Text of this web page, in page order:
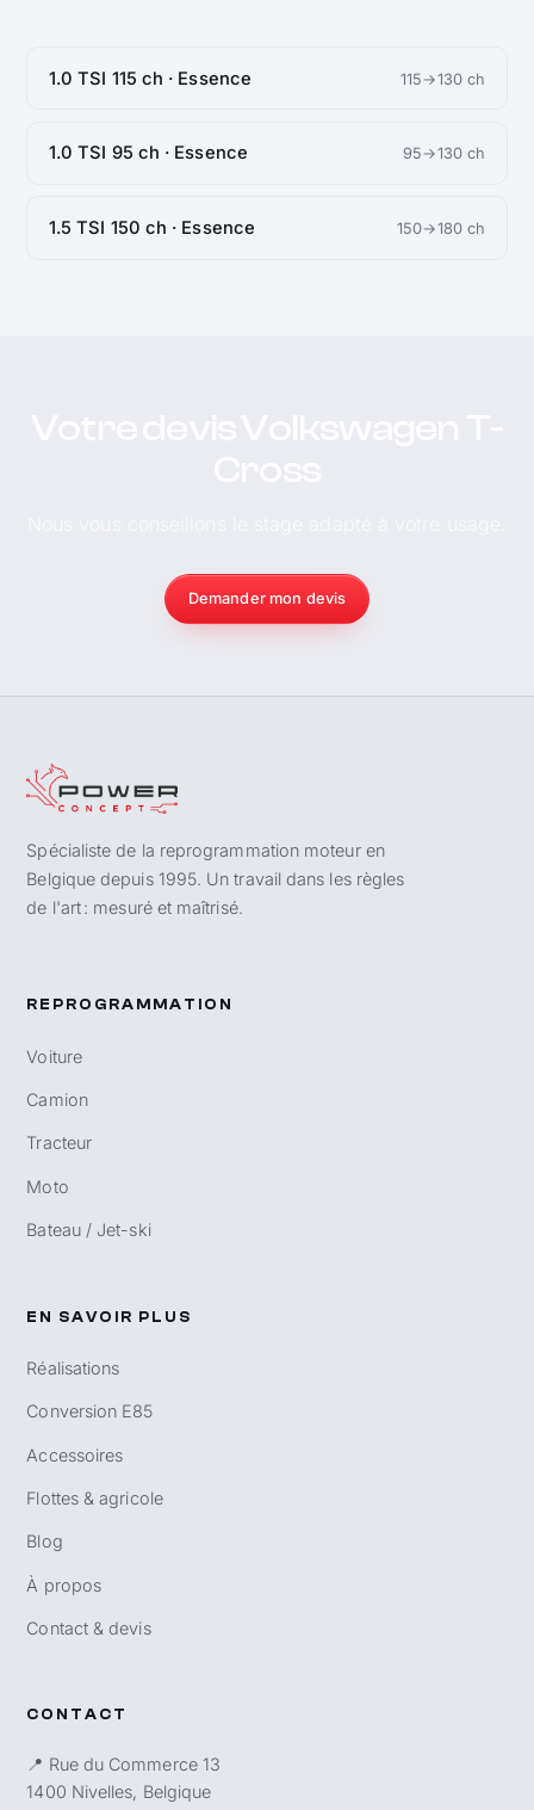
1.0 TSI 115 ch · Essence 115→130 ch
1.0 TSI 95 ch · Essence 95→130 ch
1.5 TSI 150 ch · Essence 150→180 ch
Demander mon devis
Spécialiste de la reprogrammation moteur en
Belgique depuis 1995. Un travail dans les règles
de l'art : mesuré et maîtrisé.
REPROGRAMMATION
Voiture
Camion
Tracteur
Moto
Bateau / Jet-ski
EN SAVOIR PLUS
Réalisations
Conversion E85
Accessoires
Flottes & agricole
Blog
À propos
Contact & devis
CONTACT
📍 Rue du Commerce 13
1400 Nivelles, Belgique